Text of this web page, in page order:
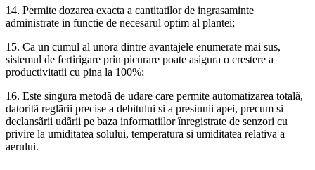
14. Permite dozarea exacta a cantitatilor de ingrasaminte
administrate in functie de necesarul optim al plantei;
15. Ca un cumul al unora dintre avantajele enumerate mai sus,
sistemul de fertirigare prin picurare poate asigura o crestere a
productivitatii cu pina la 100%;
16. Este singura metodã de udare care permite automatizarea totalã,
datoritã reglãrii precise a debitului si a presiunii apei, precum si
declansãrii udãrii pe baza informatiilor înregistrate de senzori cu
privire la umiditatea solului, temperatura si umiditatea relativa a
aerului.